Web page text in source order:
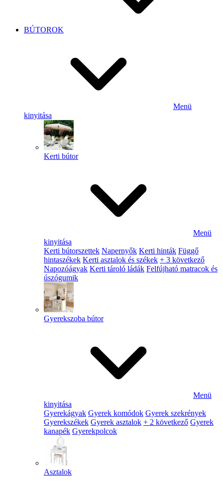
BÚTOROK
Menü
kinyitása
Kerti bútor
Menü
kinyitása
Kerti bútorszettek Napernyők Kerti hinták Függő
hintaszékek Kerti asztalok és székek + 3 következő
Napozóágyak Kerti tároló ládák Felfújható matracok és
úszógumik
Gyerekszoba bútor
Menü
kinyitása
Gyerekágyak Gyerek komódok Gyerek szekrények
Gyerekszékek Gyerek asztalok + 2 következő Gyerek
kanapék Gyerekpolcok
Asztalok